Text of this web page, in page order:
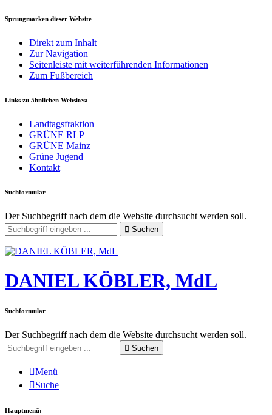
Sprungmarken dieser Website
Direkt zum Inhalt
Zur Navigation
Seitenleiste mit weiterführenden Informationen
Zum Fußbereich
Links zu ähnlichen Websites:
Landtagsfraktion
GRÜNE RLP
GRÜNE Mainz
Grüne Jugend
Kontakt
Suchformular
Der Suchbegriff nach dem die Website durchsucht werden soll.
Suchen
DANIEL KÖBLER, MdL
Suchformular
Der Suchbegriff nach dem die Website durchsucht werden soll.
Suchen
Menü
Suche
Hauptmenü: